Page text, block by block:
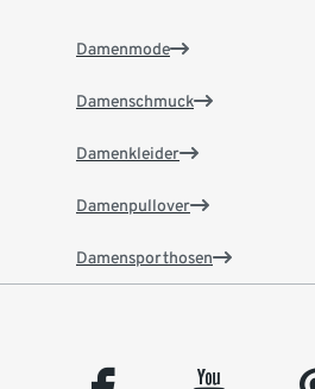
Damenmode
Damenschmuck
Damenkleider
Damenpullover
Damensporthosen